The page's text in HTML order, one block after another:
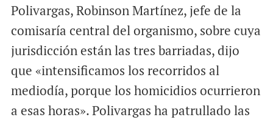
Polivargas, Robinson Martínez, jefe de la
comisaría central del organismo, sobre cuya
jurisdicción están las tres barriadas, dijo
que «intensificamos los recorridos al
mediodía, porque los homicidios ocurrieron
a esas horas». Polivargas ha patrullado las